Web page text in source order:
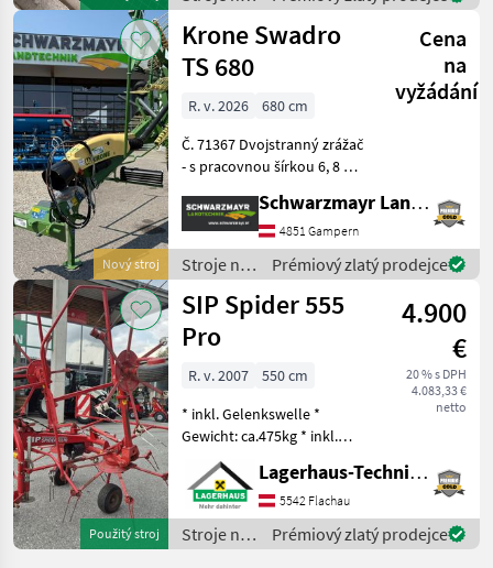
ausreichend Zeit
zber
objemových
krmív /
Sonstige
Nový stroj
Krone Swadro
TS 680
Cena
na
vyžádání
R. v. 2026
680 cm
Č. 71367 Dvojstranný zrážač
- s pracovnou šírkou 6, 8 m -
hrotmi (prepravná výška 3
990 mm) - s 4 zdvihacími
dvojitými hrotmi na
každom ra
Schwarzmayr Landtechnik GmbH - Gampern
4851 Gampern
Stroje na
zber
objemových
krmív /
Krone
Prémiový zlatý prodejce
Použitý stroj
SIP Spider 555
Pro
4.900
€
20 % s DPH
4.083,33 €
netto
R. v. 2007
550 cm
* inkl. Gelenkswelle *
Gewicht: ca.475kg * inkl.
Tastrad * hydraulisch
klappbar * mech.
Grenzstreueinrichtung Wir
bitten telefonisch oder per
Mail Ihren Besuc
Lagerhaus-Technik Flachau
5542 Flachau
Stroje na
zber
Prémiový zlatý prodejce